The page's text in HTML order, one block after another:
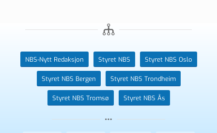
NBS-Nytt Redaksjon Styret NBS Styret NBS Oslo
Styret NBS Bergen Styret NBS Trondheim
Styret NBS Tromsø Styret NBS Ås